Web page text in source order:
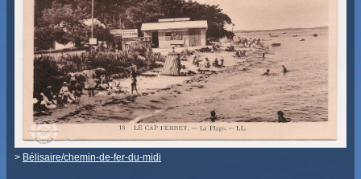
> Bélisaire/chemin-de-fer-du-midi